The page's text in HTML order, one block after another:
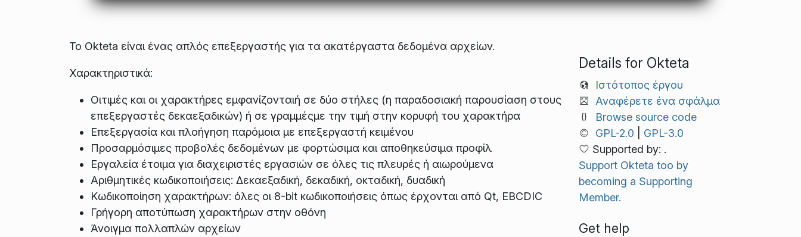
Το Okteta είναι ένας απλός επεξεργαστής για τα ακατέργαστα δεδομένα αρχείων.
Χαρακτηριστικά:
Οιτιμές και οι χαρακτήρες εμφανίζονταιή σε δύο στήλες (η παραδοσιακή παρουσίαση στους
επεξεργαστές δεκαεξαδικών) ή σε γραμμέςμε την τιμή στην κορυφή του χαρακτήρα
Επεξεργασία και πλοήγηση παρόμοια με επεξεργαστή κειμένου
Προσαρμόσιμες προβολές δεδομένων με φορτώσιμα και αποθηκεύσιμα προφίλ
Εργαλεία έτοιμα για διαχειριστές εργασιών σε όλες τις πλευρές ή αιωρούμενα
Αριθμητικές κωδικοποιήσεις: Δεκαεξαδική, δεκαδική, οκταδική, δυαδική
Κωδικοποίηση χαρακτήρων: όλες οι 8-bit κωδικοποιήσεις όπως έρχονται από Qt, EBCDIC
Γρήγορη αποτύπωση χαρακτήρων στην οθόνη
Άνοιγμα πολλαπλών αρχείων
Details for Okteta
Ιστότοπος έργου
Αναφέρετε ένα σφάλμα
Browse source code
GPL-2.0
GPL-3.0
Supported by: .
Support Okteta too by
becoming a Supporting
Member.
Get help